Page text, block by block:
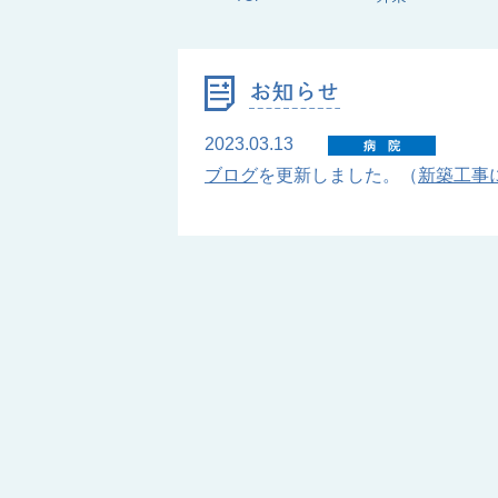
2023.03.13 病院
ブログを更新しました。（新築工事